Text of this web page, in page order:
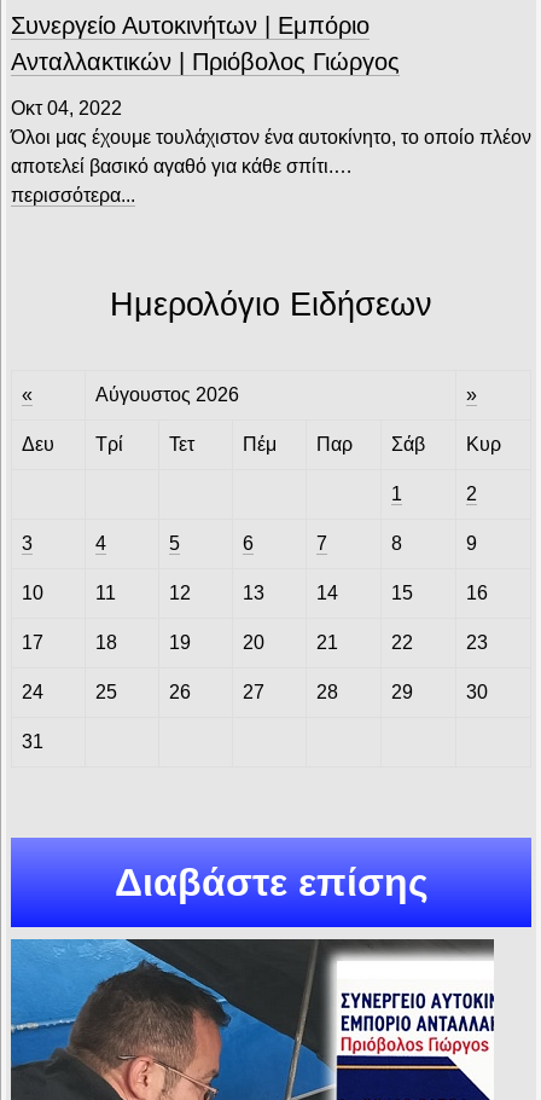
Συνεργείο Αυτοκινήτων | Εμπόριο
Ανταλλακτικών | Πριόβολος Γιώργος
Οκτ 04, 2022
Όλοι μας έχουμε τουλάχιστον ένα αυτοκίνητο, το οποίο πλέον
αποτελεί βασικό αγαθό για κάθε σπίτι.…
περισσότερα...
Ημερολόγιο Ειδήσεων
« Αύγουστος 2026 »
Δευ Τρί Τετ Πέμ Παρ Σάβ Κυρ
1 2
3 4 5 6 7 8 9
10 11 12 13 14 15 16
17 18 19 20 21 22 23
24 25 26 27 28 29 30
31
Διαβάστε επίσης